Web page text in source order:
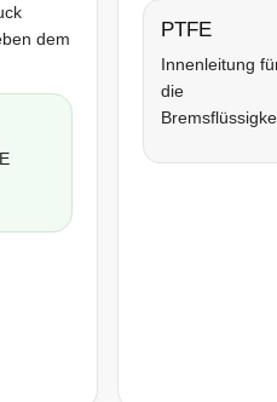
dem
PTFE
Innenleitung
die